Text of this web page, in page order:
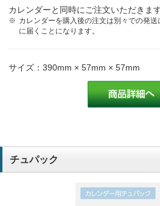
カレンダーと同時にご注文いただきま
カレンダーを購入後の注文は別々での発
に届くことになります。
サイズ：390mm × 57mm × 57mm
チュパック